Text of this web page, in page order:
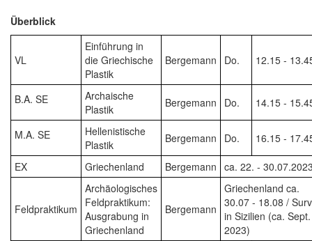
Überblick
VL
Einführung in
die Griechische
Plastik
Bergemann Do. 12.15 -
B.A. SE
Archaische
Plastik
Bergemann Do. 14.15 -
M.A. SE
Hellenistische
Plastik
Bergemann Do. 16.15 -
EX Griechenland Bergemann ca. 22. -
Feldpraktikum
Archäologisches
Feldpraktikum:
Ausgrabung in
Griechenland
Bergemann
Griechenland ca.
30.07 - 18.08 /
in Sizilien (ca. Sept.
2023)